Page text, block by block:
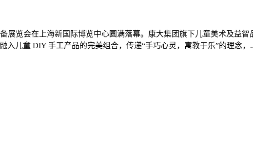
备展览会在上海新国际博览中心圆满落幕。康大集团旗下儿童美术及益
入儿童 DIY 手工产品的完美组合，传递“手巧心灵，寓教于乐”的理念，